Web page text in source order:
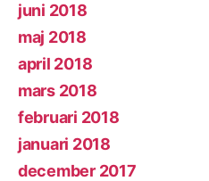
juni 2018
maj 2018
april 2018
mars 2018
februari 2018
januari 2018
december 2017